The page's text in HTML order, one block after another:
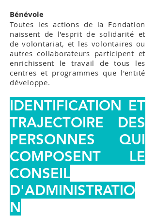
Bénévole
Toutes les actions de la Fondation
naissent de l'esprit de solidarité et
de volontariat, et les volontaires ou
autres collaborateurs participent et
enrichissent le travail de tous les
centres et programmes que l'entité
développe.
IDENTIFICATION ET
TRAJECTOIRE DES
PERSONNES QUI
COMPOSENT LE
CONSEIL
D'ADMINISTRATIO
N